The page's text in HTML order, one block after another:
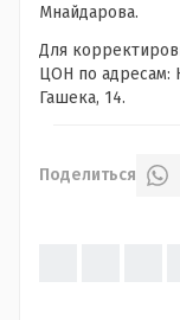
Мнайдарова.
Для
ЦОН по адресам:
Гашека, 14.
Поделиться